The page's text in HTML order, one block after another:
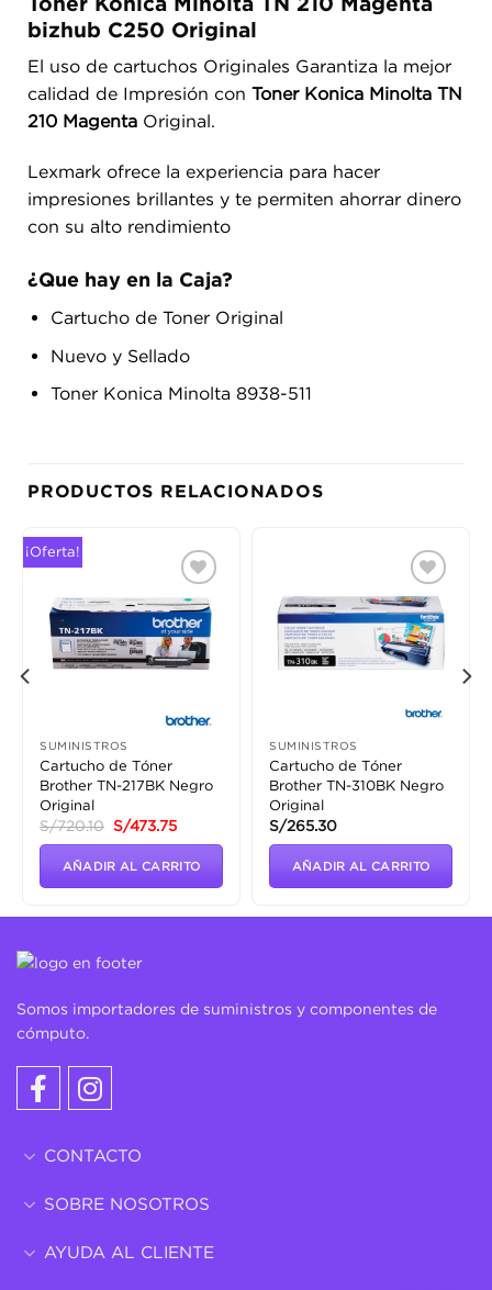
bizhub C250 Original
El uso de cartuchos Originales Garantiza la mejor
calidad de Impresión con Toner Konica Minolta TN
210 Magenta Original.
Lexmark ofrece la experiencia para hacer
impresiones brillantes y te permiten ahorrar dinero
con su alto rendimiento
¿Que hay en la Caja?
Cartucho de Toner Original
Nuevo y Sellado
Toner Konica Minolta 8938-511
PRODUCTOS RELACIONADOS
¡Oferta!
Añadir
a la
lista
de
SUMINISTROS
Cartucho de Tóner
Brother TN-217BK Negro
Original
S/720.10
El
precio
era:
S/473.75El
actual
es:
S/473.75.
AÑADIR AL CARRITO
Añadir
a la
lista
de
SUMINISTROS
Cartucho de Tóner
Brother TN-310BK Negro
Original
S/265.30
AÑADIR AL CARRITO
Somos importadores de suministros y componentes de
cómputo.
CONTACTO
SOBRE NOSOTROS
AYUDA AL CLIENTE